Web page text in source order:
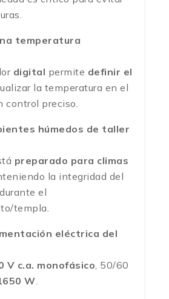
temperatura
digital permite definir el
la temperatura en el
control preciso.
húmedos de taller
preparado para climas
la integridad del
el
templa.
eléctrica del
V c.a. monofásico, 50/60
W.